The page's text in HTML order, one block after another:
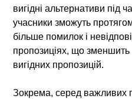
вигідні альтернативи під
учасники зможуть
більше помилок і
пропозиціях, що зменшить
вигідних пропозицій.
Зокрема, серед важливих